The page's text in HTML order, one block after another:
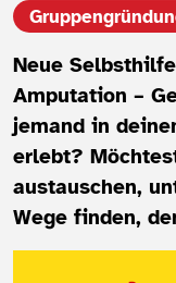
Neue
Amputation –
jemand in
erlebt?
austauschen,
Wege finden,